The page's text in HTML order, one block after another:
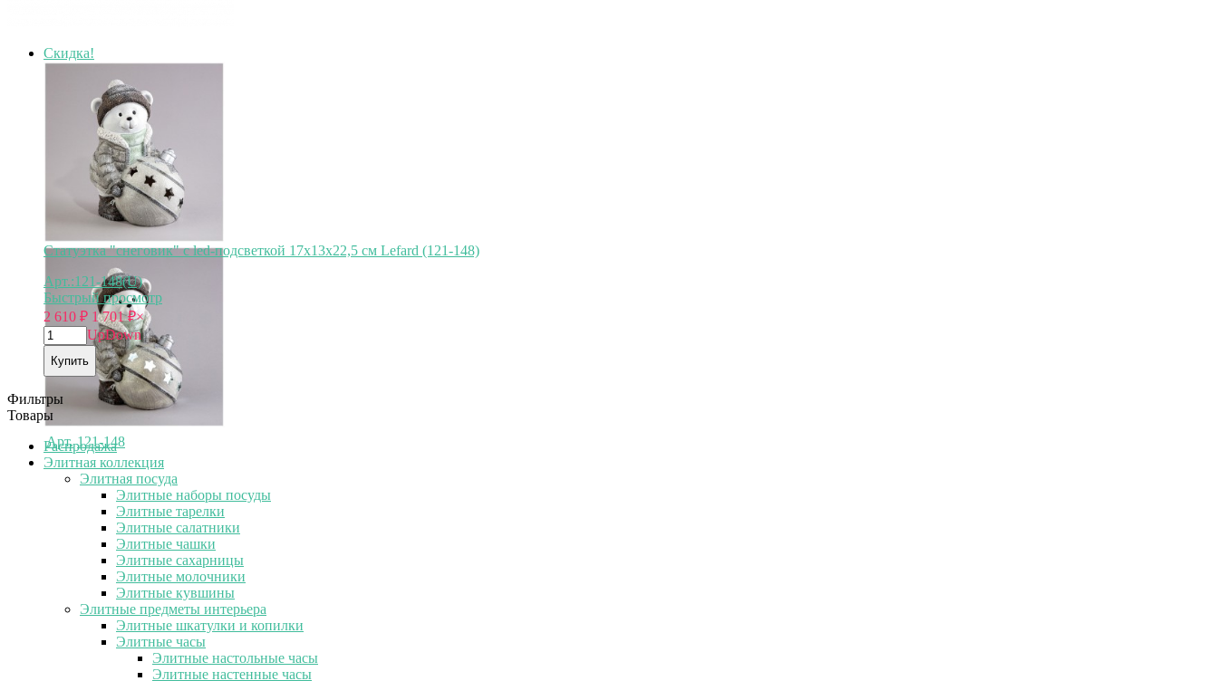
Скидка!
Арт. 121-148
Статуэтка "снеговик" с led-подсветкой 17х13х22,5 см Lefard (121-148)
Арт.:121-148(U)
Быстрый просмотр
2 610 ₽ 1 701₽×
UpDown
Купить
Фильтры
Товары
Распродажа
Элитная коллекция
Элитная посуда
Элитные наборы посуды
Элитные тарелки
Элитные салатники
Элитные чашки
Элитные сахарницы
Элитные молочники
Элитные кувшины
Элитные предметы интерьера
Элитные шкатулки и копилки
Элитные часы
Элитные настольные часы
Элитные настенные часы